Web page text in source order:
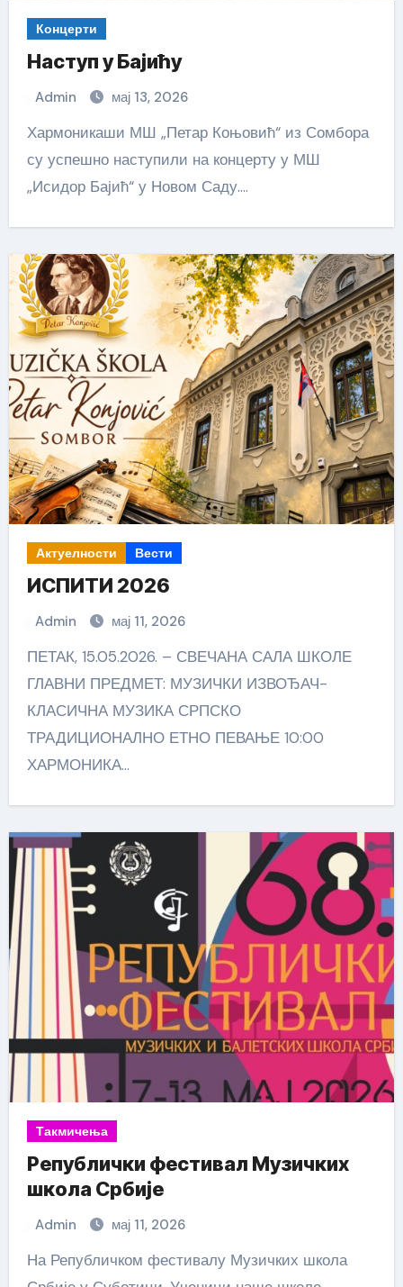
Концерти
Наступ у Бајићу
Admin мај 13, 2026
Хармоникаши МШ „Петар Коњовић“ из Сомбора
су успешно наступили на концерту у МШ
„Исидор Бајић“ у Новом Саду.…
Актуелности Вести
ИСПИТИ 2026
Admin мај 11, 2026
ПЕТАК, 15.05.2026. – СВЕЧАНА САЛА ШКОЛЕ
ГЛАВНИ ПРЕДМЕТ: МУЗИЧКИ ИЗВОЂАЧ-
КЛАСИЧНА МУЗИКА СРПСКО
ТРАДИЦИОНАЛНО ЕТНО ПЕВАЊЕ 10:00
ХАРМОНИКА…
Такмичења
Републички фестивал Музичких
школа Србије
Admin мај 11, 2026
На Републичком фестивалу Музичких школа